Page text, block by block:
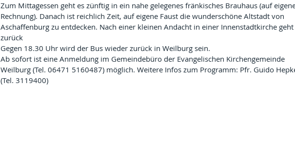
Zum Mittagessen geht es zünftig in ein nahe gelegenes fränkisches Brauhaus (auf
Rechnung). Danach ist reichlich Zeit, auf eigene Faust die wunderschöne Altstadt von
Aschaffenburg zu entdecken. Nach einer kleinen Andacht in einer Innenstadtkirche geht
zurück
Gegen 18.30 Uhr wird der Bus wieder zurück in Weilburg sein.
Ab sofort ist eine Anmeldung im Gemeindebüro der Evangelischen Kirchengemeinde
Weilburg (Tel. 06471 5160487) möglich. Weitere Infos zum Programm: Pfr. Guido
(Tel. 3119400)